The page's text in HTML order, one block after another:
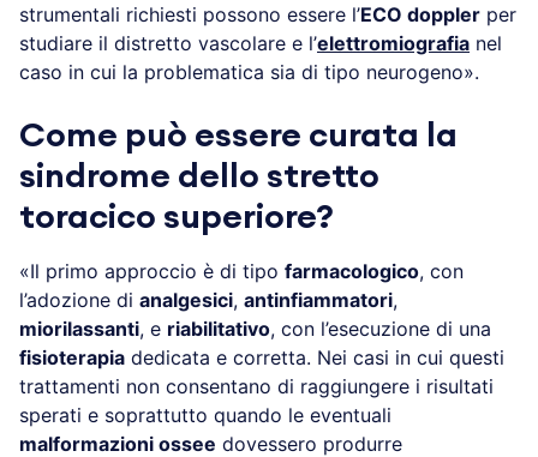
strumentali richiesti possono essere l’ECO doppler per
studiare il distretto vascolare e l’elettromiografia nel
caso in cui la problematica sia di tipo neurogeno».
Come può essere curata la
sindrome dello stretto
toracico superiore?
«Il primo approccio è di tipo farmacologico, con
l’adozione di analgesici, antinfiammatori,
miorilassanti, e riabilitativo, con l’esecuzione di una
fisioterapia dedicata e corretta. Nei casi in cui questi
trattamenti non consentano di raggiungere i risultati
sperati e soprattutto quando le eventuali
malformazioni ossee dovessero produrre